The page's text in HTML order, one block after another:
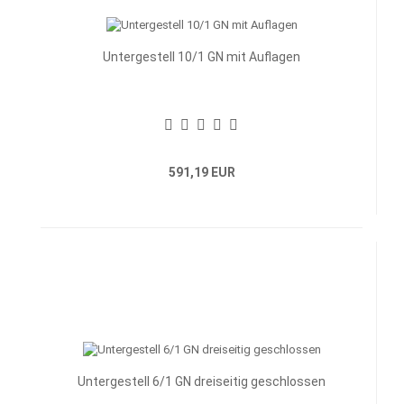
Untergestell 10/1 GN mit Auflagen
591,19 EUR
Untergestell 6/1 GN dreiseitig geschlossen